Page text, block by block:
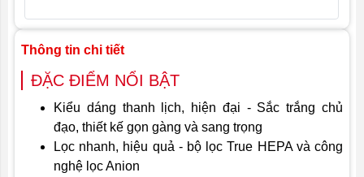
Thông tin chi tiết
ĐẶC ĐIỂM NỔI BẬT
Kiểu dáng thanh lịch, hiện đại - Sắc trắng chủ
đạo, thiết kế gọn gàng và sang trọng
Lọc nhanh, hiệu quả - bộ lọc True HEPA và công
nghệ lọc Anion